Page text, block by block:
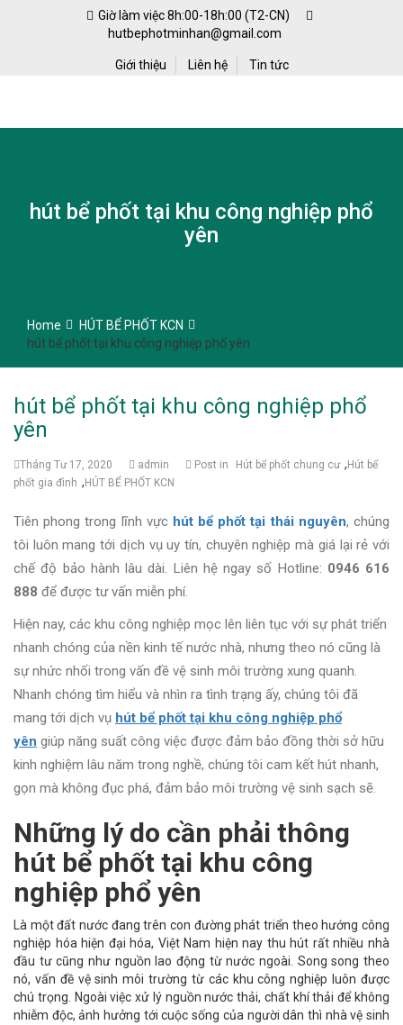
Giờ làm việc 8h:00-18h:00 (T2-CN)
hutbephotminhan@gmail.com
Giới thiệu Liên hệ Tin tức
hút bể phốt tại khu công nghiệp phổ
yên
Home
HÚT BỂ PHỐT KCN
hút bể phốt tại khu công nghiệp phổ yên
hút bể phốt tại khu công nghiệp phổ
yên
Tháng Tư 17, 2020 admin Post in Hút bể phốt chung cư , Hút bể
phốt gia đình , HÚT BỂ PHỐT KCN
Tiên phong trong lĩnh vực hút bể phốt tại thái nguyên, chúng
tôi luôn mang tới dịch vụ uy tín, chuyên nghiệp mà giá lại rẻ với
chế độ bảo hành lâu dài. Liên hệ ngay số Hotline: 0946 616
888 để được tư vấn miễn phí.
Hiện nay, các khu công nghiệp mọc lên liên tục với sự phát triển
nhanh chóng của nền kinh tế nước nhà, nhưng theo nó cũng là
sự nhức nhối trong vấn đề vệ sinh môi trường xung quanh.
Nhanh chóng tìm hiểu và nhìn ra tình trạng ấy, chúng tôi đã
mang tới dịch vụ hút bể phốt tại khu công nghiệp phổ
yên giúp năng suất công việc được đảm bảo đồng thời sở hữu
kinh nghiệm lâu năm trong nghề, chúng tôi cam kết hút nhanh,
gọn mà không đục phá, đảm bảo môi trường vệ sinh sạch sẽ.
Những lý do cần phải thông
hút bể phốt tại khu công
nghiệp phổ yên
Là một đất nước đang trên con đường phát triển theo hướng công
nghiệp hóa hiện đại hóa, Việt Nam hiện nay thu hút rất nhiều nhà
đầu tư cũng như nguồn lao động từ nước ngoài. Song song theo
nó, vấn đề vệ sinh môi trường từ các khu công nghiệp luôn được
chú trọng. Ngoài việc xử lý nguồn nước thải, chất khí thải để không
nhiễm độc, ảnh hưởng tới cuộc sống của người dân thì nhà vệ sinh